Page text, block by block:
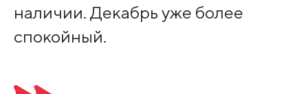
наличии. Декабрь уже более
спокойный.